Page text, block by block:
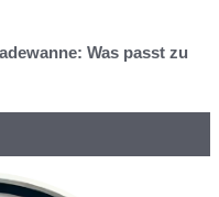
Was passt zu